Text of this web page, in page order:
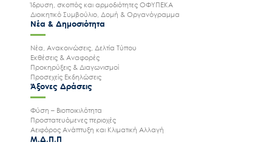
Ίδρυση, σκοπός και αρμοδιότητες ΟΦΥΠΕΚΑ
Διοικητικό Συμβούλιο, Δομή & Οργανόγραμμα
Νέα & Δημοσιότητα
Νέα, Ανακοινώσεις, Δελτία Τύπου
Εκθέσεις & Αναφορές
Προκηρύξεις & Διαγωνισμοί
Προσεχείς Εκδηλώσεις
Άξονες Δράσεις
Φύση – Βιοποικιλότητα
Προστατευόμενες περιοχές
Αειφόρος Ανάπτυξη και Κλιματική Αλλαγή
Μ.Δ.Π.Π